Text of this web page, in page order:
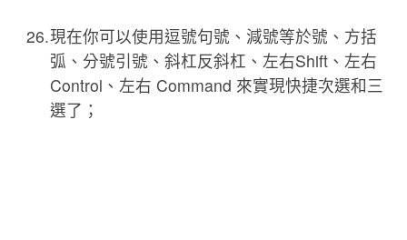
現在你可以使用逗號句號、減號等於號、方括
弧、分號引號、斜杠反斜杠、左右Shift、左右
Control、左右 Command 來實現快捷次選和三
選了；